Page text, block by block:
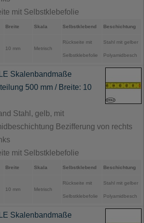
mit Selbstklebefolie
Breite Skala Selbstklebend Beschichtung
10 mm Metrisch
Rückseite mit
Selbstklebefolie
Stahl mit gelber
Polyamidbesch
Skalenbandmaße
500 mm / Breite: 10
Stahl, gelb, mit
Bezifferung von rechts
mit Selbstklebefolie
Breite Skala Selbstklebend Beschichtung
10 mm Metrisch
Rückseite mit
Selbstklebefolie
Stahl mit gelber
Polyamidbesch
Skalenbandmaße